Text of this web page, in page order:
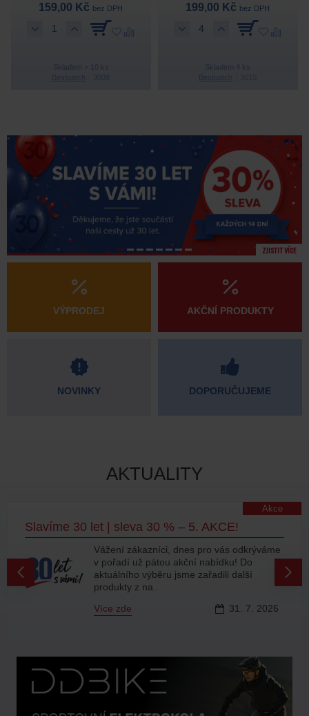
159,00 Kč bez DPH
Skladem > 10 ks
199,00 Kč bez DPH
Skladem 4 ks
ZJISTIT VÍCE
VÝPRODEJ
NOVINKY
AKČNÍ PRODUKTY
DOPORUČUJEME
AKTUALITY
Slavíme 30 let | sleva 30 % – 5. AKCE!
Akce
31. 7. 2026
Vážení zákazníci, dnes pro vás odkrýváme
v pořadí už pátou akční nabídku! Do
aktuálního výběru jsme zařadili další
produkty z na..
Více zde